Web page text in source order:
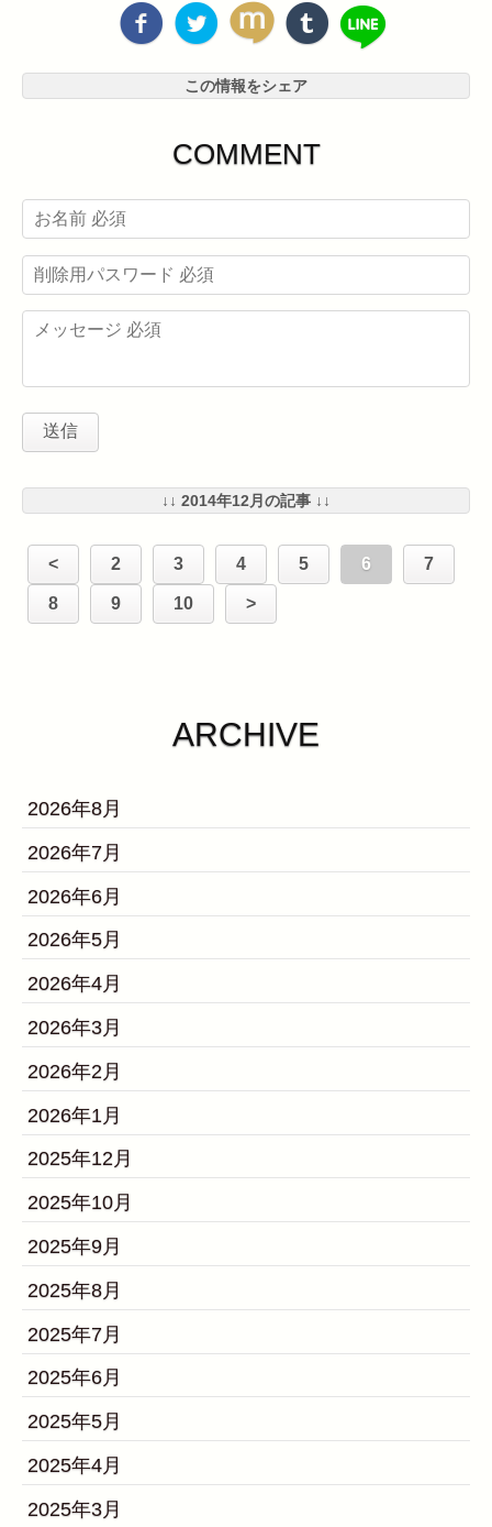
この情報をシェア
COMMENT
↓↓ 2014年12月の記事 ↓↓
< 2 3 4 5 6 7
8 9 10 >
ARCHIVE
2026年8月
2026年7月
2026年6月
2026年5月
2026年4月
2026年3月
2026年2月
2026年1月
2025年12月
2025年10月
2025年9月
2025年8月
2025年7月
2025年6月
2025年5月
2025年4月
2025年3月